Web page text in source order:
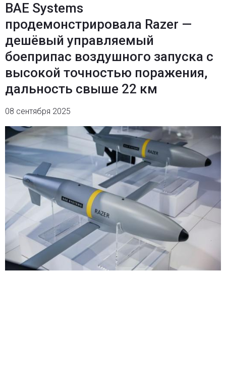
BAE Systems
продемонстрировала Razer —
дешёвый управляемый
боеприпас воздушного запуска с
высокой точностью поражения,
дальность свыше 22 км
08 сентября 2025